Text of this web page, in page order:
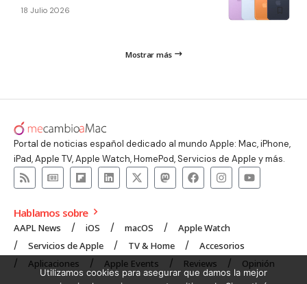
18 Julio 2026
Mostrar más
Portal de noticias español dedicado al mundo Apple: Mac, iPhone,
iPad, Apple TV, Apple Watch, HomePod, Servicios de Apple y más.
Hablamos sobre
AAPL News iOS macOS
Apple Watch
Servicios de Apple
TV & Home
Accesorios
Aplicaciones
Apple Events Reviews Opinión
Utilizamos cookies para asegurar que damos la mejor